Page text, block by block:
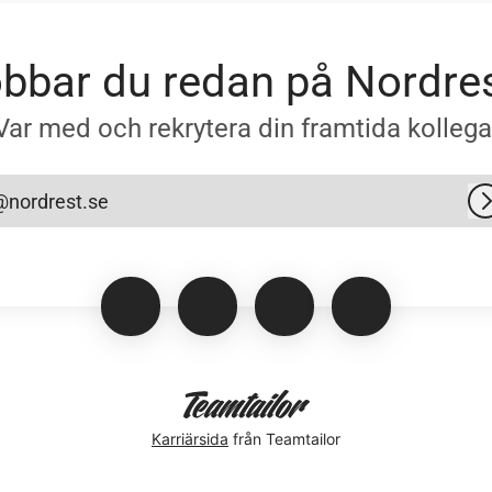
du redan på
med och rekrytera din framtida
Karriärsida från Teamtailor